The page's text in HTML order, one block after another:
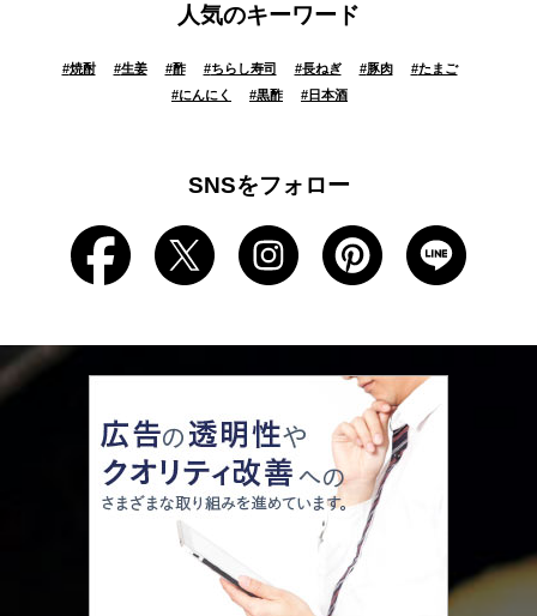
人気のキーワード
#焼酎 #生姜 #酢 #ちらし寿司 #長ねぎ #豚肉 #たまご
#にんにく #黒酢 #日本酒
SNSをフォロー